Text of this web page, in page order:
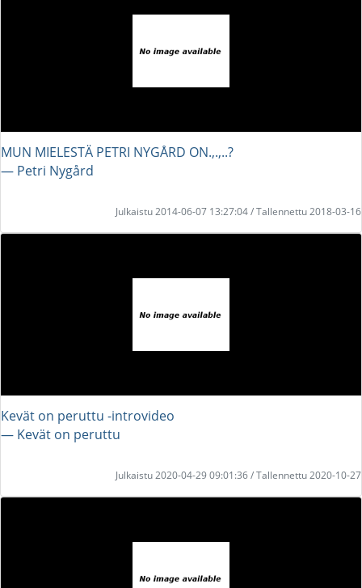
MUN MIELESTÄ PETRI NYGÅRD ON.,.,..?
― Petri Nygård
Julkaistu 2014-06-07 13:27:04 / Tallennettu 2018-03-16
Kevät on peruttu -introvideo
― Kevät on peruttu
Julkaistu 2020-04-29 09:01:36 / Tallennettu 2020-10-27